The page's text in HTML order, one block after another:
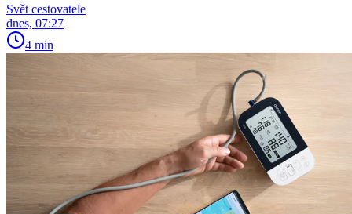
Svět cestovatele
dnes, 07:27
4 min